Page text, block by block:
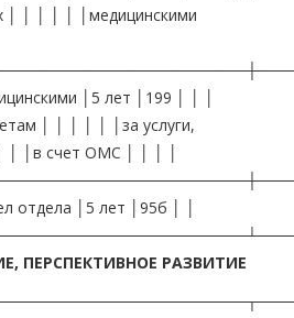
│ │ │ │ │ │медицинскими
│5 лет │199 │ │ │
│ │ │ │ │ │за услуги,
│в счет ОМС │ │ │ │
отдела │5 лет │95б │ │
ПЕРСПЕКТИВНОЕ РАЗВИТИЕ